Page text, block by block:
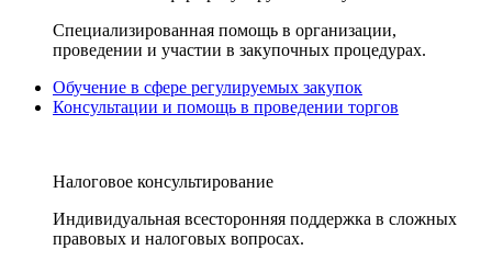
Специализированная помощь в организации,
проведении и участии в закупочных процедурах.
Обучение в сфере регулируемых закупок
Консультации и помощь в проведении торгов
Налоговое консультирование
Индивидуальная всесторонняя поддержка в сложных
правовых и налоговых вопросах.